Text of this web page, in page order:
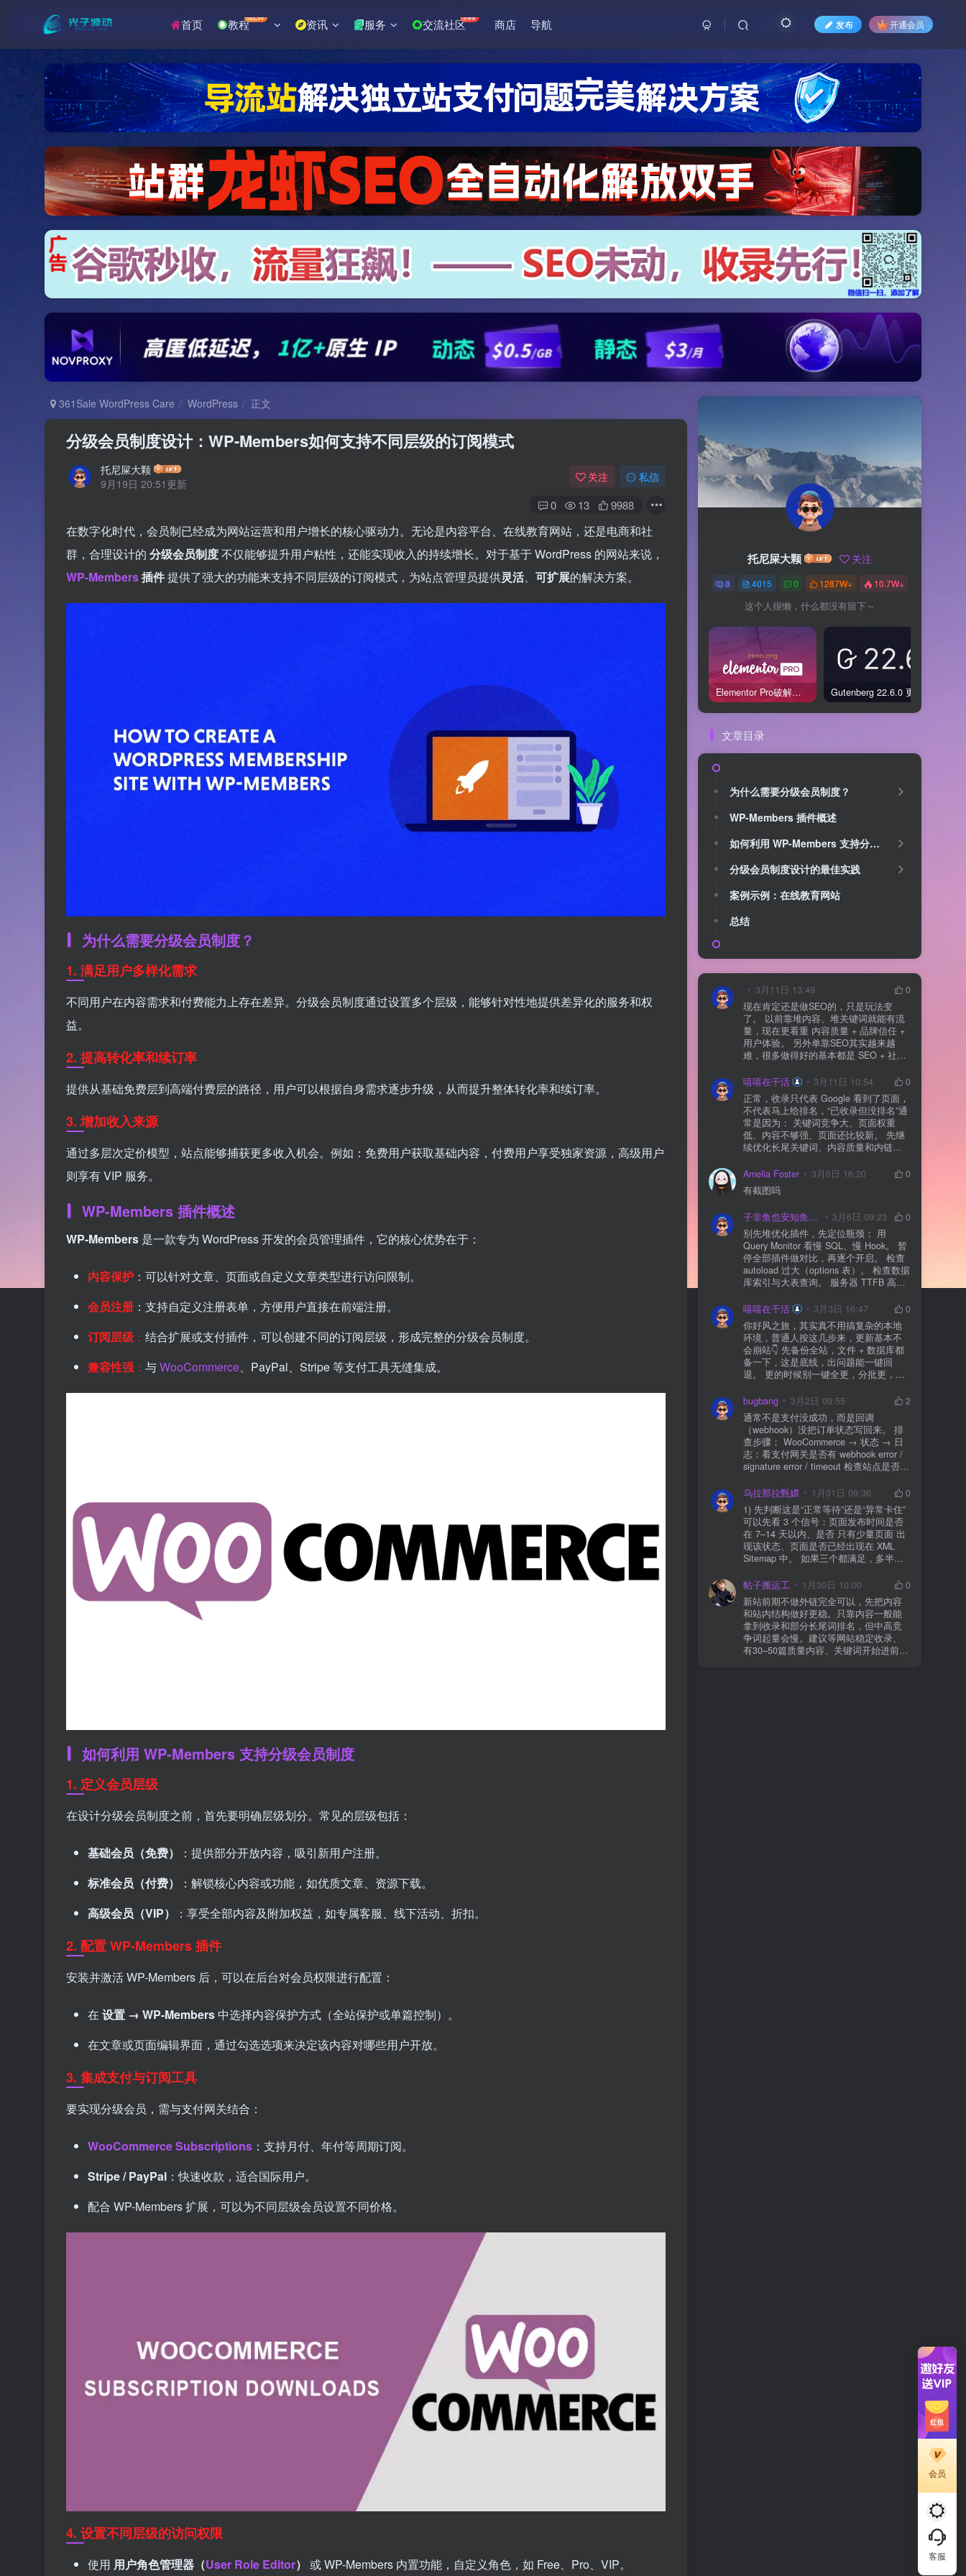
首页 教程NEW 资讯 服务 交流社区+99 商店 导航 发布 开通会员
361Sale WordPress Care WordPress 正文
分级会员制度设计：WP-Members如何支持不同层级的订阅模式
托尼屎大颗
9月19日 20:51更新
关注 私信
0 13 9988
在数字化时代，会员制已经成为网站运营和用户增长的核心驱动力。无论是内容平台、在线教育网站，还是电商和社
群，合理设计的 分级会员制度不仅能够提升用户粘性，还能实现收入的持续增长。对于基于 WordPress 的网站来说，
WP-Members插件提供了强大的功能来支持不同层级的订阅模式，为站点管理员提供灵活、 可扩展的解决方案。
为什么需要分级会员制度？
1. 满足用户多样化需求
不同用户在内容需求和付费能力上存在差异。分级会员制度通过设置多个层级，能够针对性地提供差异化的服务和权
益。
2. 提高转化率和续订率
提供从基础免费层到高端付费层的路径，用户可以根据自身需求逐步升级，从而提升整体转化率和续订率。
3. 增加收入来源
通过多层次定价模型，站点能够捕获更多收入机会。例如：免费用户获取基础内容，付费用户享受独家资源，高级用户
则享有 VIP 服务。
WP-Members 插件概述
WP-Members 是一款专为 WordPress 开发的会员管理插件，它的核心优势在于：
内容保护 ：可以针对文章、页面或自定义文章类型进行访问限制。
会员注册 ：支持自定义注册表单，方便用户直接在前端注册。
订阅层级 ： 结合扩展或支付插件，可以创建不同的订阅层级，形成完整的分级会员制度。
兼容性强 ： 与WooCommerce、PayPal、Stripe 等支付工具无缝集成。
如何利用 WP-Members 支持分级会员制度
1. 定义会员层级
在设计分级会员制度之前，首先要明确层级划分。常见的层级包括：
基础会员（免费）
：提供部分开放内容，吸引新用户注册。
标准会员（付费）
：解锁核心内容或功能，如优质文章、资源下载。
高级会员（VIP）
：享受全部内容及附加权益，如专属客服、线下活动、折扣。
2. 配置 WP-Members 插件
安装并激活 WP-Members 后，可以在后台对会员权限进行配置：
在 设置 → WP-Members 中选择内容保护方式（全站保护或单篇控制）。
在文章或页面编辑界面，通过勾选选项来决定该内容对哪些用户开放。
3. 集成支付与订阅工具
要实现分级会员，需与支付网关结合：
WooCommerce Subscriptions ：支持月付、年付等周期订阅。
Stripe / PayPal ：快速收款，适合国际用户。
配合 WP-Members 扩展，可以为不同层级会员设置不同价格。
4. 设置不同层级的访问权限
使用 用户角色管理器（User Role Editor） 或 WP-Members 内置功能，自定义角色，如 Free、Pro、VIP。
托尼屎大颗 关注
8 4015 0 1287W+ 10.7W+
这个人很懒，什么都没有留下～
Elementor Pro破解版还能用吗？2026年常见风险与后果盘点
文章目录
为什么需要分级会员制度？
WP-Members 插件概述
如何利用 WP-Members 支持分级会员制度
分级会员制度设计的最佳实践
案例示例：在线教育网站
总结
3月11日 13:49
0
现在肯定还是做SEO的，只是玩法变
了。 以前靠堆内容、堆关键词就能有流
量，现在更看重 内容质量 + 品牌信任 +
用户体验。 另外单靠SEO其实越来越
难，很多做得好的基本都是 SEO + 社媒
质还是一个长期获客渠道，但不能再当
成唯一渠道了。
嘻嘻在干活 3月11日 10:54
0
正常，收录只代表 Google 看到了页面，
不代表马上给排名，“已收录但没排名”通
常是因为： 关键词竞争大、页面权重
低、内容不够强、页面还比较新。 先继
续优化长尾关键词、内容质量和内链，
Amelia Foster
3月6日 16:20
0
有截图吗
子非鱼也安知鱼之乐 3月6日 09:23
0
别先堆优化插件，先定位瓶颈： 用
Query Monitor 看慢 SQL、慢 Hook。 暂
停全部插件做对比，再逐个开启。 检查
autoload 过大（options 表）。 检查数据
库索引与大表查询。 服务器 TTFB 高就
嘻嘻在干活
3月3日 16:47
0
你好风之旅，其实真不用搞复杂的本地
环境，普通人按这几步来，更新基本不
会崩站👇 先备份全站，文件 + 数据库都
备一下，这是底线，出问题能一键回
退。 更的时候别一键全更，分批更，先
立刻清缓存，去前台检查首页、文章
页、按钮、表单这些关键位置。 最好再
装个支持版本回滚的插件，万一崩了，
一秒切回旧版。 总结来说：先备份、分
批更、更完查、留退路，稳得很✅😎希望
能帮到你
bugbang 3月2日 09:55
2
通常不是支付没成功，而是回调
（webhook）没把订单状态写回来。 排
查步骤： WooCommerce → 状态 → 日
志：看支付网关是否有 webhook error /
signature error / timeout 检查站点是否被
全插件） 检查是否启用了“缓存结账页/接
口路径”（结账页和回调接口不应缓存）
看服务器错误日志是否有 500/致命错误
导致回调执行中断 解决方案： 放行 wp-
json、wc-api、支付网关回调 URL（按网
关文档配置） 关闭结账页的缓存与 JS
合并压缩测试一次 若使用 Cloudflare：
则
乌拉那拉甄嬛 1月31日 09:36
0
1) 先判断这是“正常等待”还是“异常卡住”
可以先看 3 个信号：页面发布时间是否
在 7–14 天以内、是否 只有少量页面 出
现该状态、页面是否已经出现在 XML
Sitemap 中。 如果三个都满足，多半属
手。 2) 什么情况下“等”是没用的？ 以下
情况基本不会靠时间自动解决：页面几
乎没有内链（孤立页）、内容与站内已
有页面高度相似、canonical 指向了别的
URL、同一主题短时间发布太多相似文
章。 这种情况下，Google 已经抓取，但
判断“当前不值得进入索引”。 3) 最有效
帖子搬运工 1月30日 10:00
0
新站前期不做外链完全可以，先把内容
和站内结构做好更稳。只靠内容一般能
拿到收录和部分长尾词排名，但中高竞
争词起量会慢。建议等网站稳定收录、
有30–50篇质量内容、关键词开始进前
会员
客服